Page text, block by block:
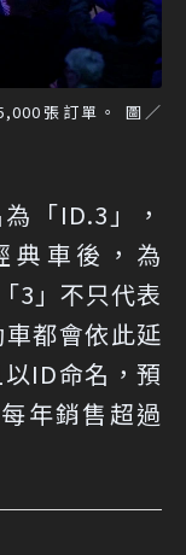
張訂單。 圖／
「ID.3」，
典車後，為
3」不只代表
都會依此延
ID命名，預
年銷售超過